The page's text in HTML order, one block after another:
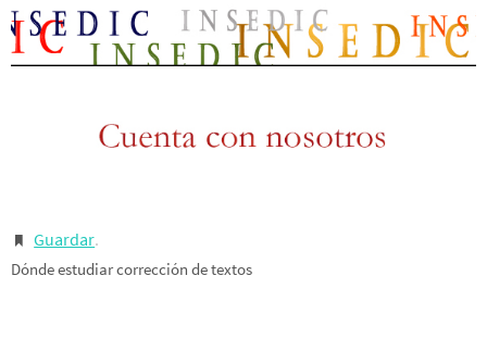
Guardar.
Dónde estudiar corrección de textos